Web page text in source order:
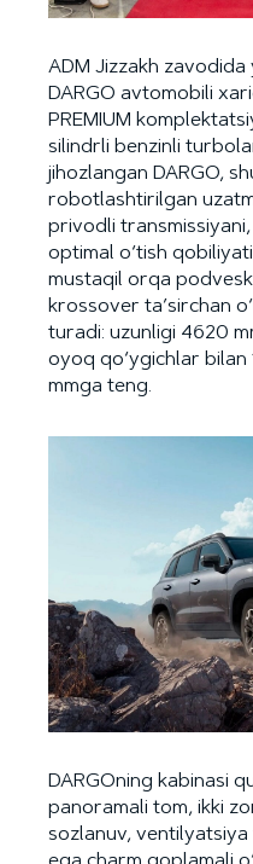
ADM Jizzakh zavodida
DARGO avtomobili
PREMIUM
silindrli benzinli
jihozlangan DARGO,
robotlashtirilgan
privodli
optimal o‘tish
mustaqil orqa
krossover ta’sirchan
turadi: uzunligi 4620
oyoq qo‘ygichlar bilan
mmga teng.
DARGOning kabinasi
panoramali tom, ikki
sozlanuv, ventilyatsiya